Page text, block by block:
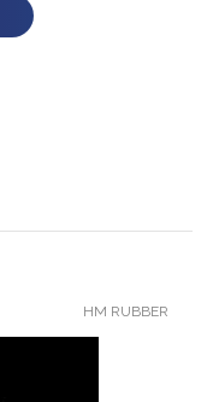
HM RUBBER